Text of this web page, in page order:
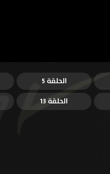
الحلقة 5
الحلقة 13